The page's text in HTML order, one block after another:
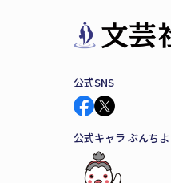
公式SNS
公式キャラ ぶんちよ